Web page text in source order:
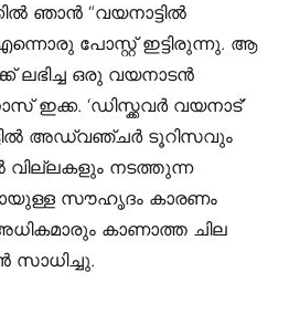
ഞാൻ “വയനാട്ടിൽ
പോസ്റ്റ് ഇട്ടിരുന്നു. ആ
ലഭിച്ച ഒരു വയനാടൻ
‘ഡിസ്ക്കവർ വയനാട്’
അഡ്വഞ്ചർ ടൂറിസവും
വില്ലകളും നടത്തുന്ന
സൗഹൃദം കാരണം
കാണാത്ത ചില